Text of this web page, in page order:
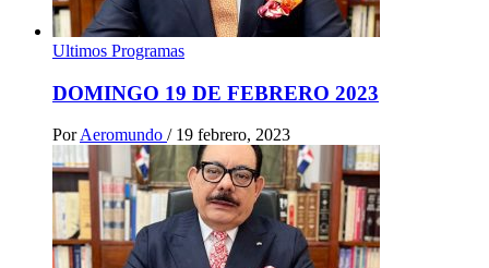
Ultimos Programas
DOMINGO 19 DE FEBRERO 2023
PorAeromundo / 19 febrero, 2023